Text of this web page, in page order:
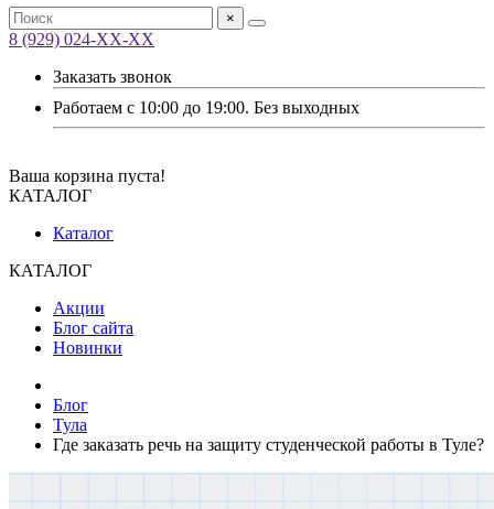
×
8 (929) 024-ХХ-ХХ
Заказать звонок
Работаем с 10:00 до 19:00. Без выходных
Ваша корзина пуста!
КАТАЛОГ
Каталог
КАТАЛОГ
Акции
Блог сайта
Новинки
Блог
Тула
Где заказать речь на защиту студенческой работы в Туле?